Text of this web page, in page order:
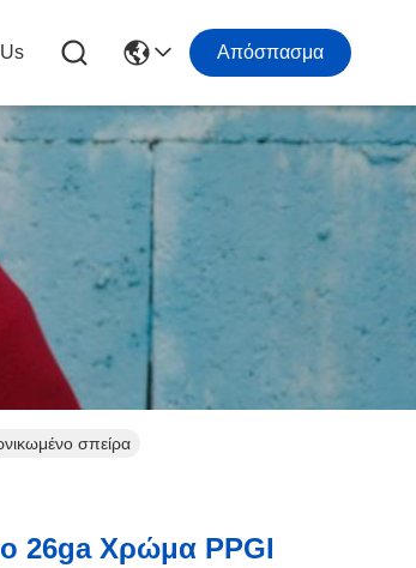
Απόσπασμα
σπείρα
26ga Χρώμα PPGI